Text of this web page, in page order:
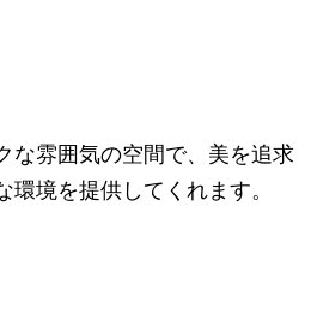
な雰囲気の空間で、美を追求
境を提供してくれます。